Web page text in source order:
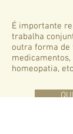
É importante
trabalha
outra forma de
homeopatia,